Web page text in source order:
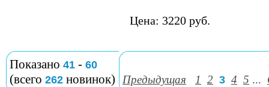
Цена: 3220 руб.
Показано 41 - 60
(всего 262 новинок) Предыдущая 1 2 3 4 5 ...